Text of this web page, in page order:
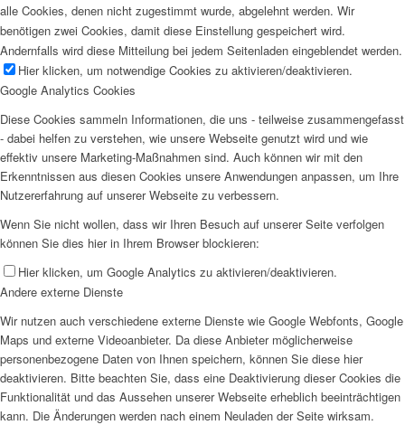
alle Cookies, denen nicht zugestimmt wurde, abgelehnt werden. Wir
benötigen zwei Cookies, damit diese Einstellung gespeichert wird.
Andernfalls wird diese Mitteilung bei jedem Seitenladen eingeblendet werden.
Hier klicken, um notwendige Cookies zu aktivieren/deaktivieren.
Google Analytics Cookies
Diese Cookies sammeln Informationen, die uns - teilweise zusammengefasst
- dabei helfen zu verstehen, wie unsere Webseite genutzt wird und wie
effektiv unsere Marketing-Maßnahmen sind. Auch können wir mit den
Erkenntnissen aus diesen Cookies unsere Anwendungen anpassen, um Ihre
Nutzererfahrung auf unserer Webseite zu verbessern.
Wenn Sie nicht wollen, dass wir Ihren Besuch auf unserer Seite verfolgen
können Sie dies hier in Ihrem Browser blockieren:
Hier klicken, um Google Analytics zu aktivieren/deaktivieren.
Andere externe Dienste
Wir nutzen auch verschiedene externe Dienste wie Google Webfonts, Google
Maps und externe Videoanbieter. Da diese Anbieter möglicherweise
personenbezogene Daten von Ihnen speichern, können Sie diese hier
deaktivieren. Bitte beachten Sie, dass eine Deaktivierung dieser Cookies die
Funktionalität und das Aussehen unserer Webseite erheblich beeinträchtigen
kann. Die Änderungen werden nach einem Neuladen der Seite wirksam.